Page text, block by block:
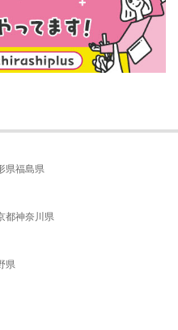
県福島県
都神奈川県
県